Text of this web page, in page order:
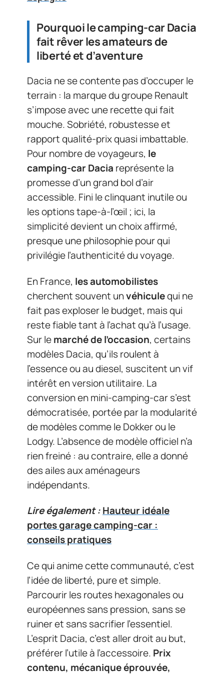
Pourquoi le camping-car Dacia
fait rêver les amateurs de
liberté et d’aventure
Dacia ne se contente pas d’occuper le
terrain : la marque du groupe Renault
s’impose avec une recette qui fait
mouche. Sobriété, robustesse et
rapport qualité-prix quasi imbattable.
Pour nombre de voyageurs, le
camping-car Dacia représente la
promesse d’un grand bol d’air
accessible. Fini le clinquant inutile ou
les options tape-à-l’œil ; ici, la
simplicité devient un choix affirmé,
presque une philosophie pour qui
privilégie l’authenticité du voyage.
En France, les automobilistes
cherchent souvent unvéhiculequi ne
fait pas exploser le budget, mais qui
reste fiable tant à l’achat qu’à l’usage.
Sur lemarché de l’occasion, certains
modèles Dacia, qu’ils roulent à
l’essence ou au diesel, suscitent un vif
intérêt en version utilitaire. La
conversion en mini-camping-car s’est
démocratisée, portée par la modularité
de modèles comme le Dokker ou le
Lodgy. L’absence de modèle officiel n’a
rien freiné : au contraire, elle a donné
des ailes aux aménageurs
indépendants.
Lire également :Hauteur idéale
portes garage camping-car :
conseils pratiques
Ce qui anime cette communauté, c’est
l’idée de liberté, pure et simple.
Parcourir les routes hexagonales ou
européennes sans pression, sans se
ruiner et sans sacrifier l’essentiel.
L’esprit Dacia, c’est aller droit au but,
préférer l’utile à l’accessoire. Prix
contenu, mécanique éprouvée,